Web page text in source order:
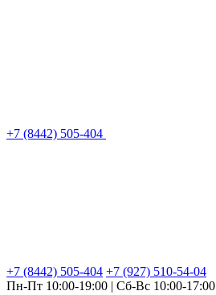
+7 (8442) 505-404
+7 (8442) 505-404 +7 (927) 510-54-04
Пн-Пт 10:00-19:00 | Сб-Вс 10:00-17:00